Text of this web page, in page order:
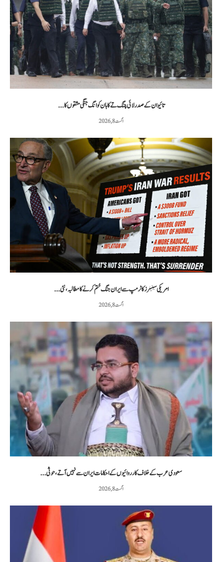
تائیوان کے صدر لائی چنگ تے کا ہان کوانگ جنگی مشقوں کا...
اگست 8, 2026
امریکی سینیٹرز کا ٹرمپ سے ایران جنگ ختم کرنے کا مطالبہ، نئی...
اگست 8, 2026
سعودی عرب کے خلاف کارروائیوں کے احکامات ایران سے نہیں آتے، حوثی...
اگست 8, 2026